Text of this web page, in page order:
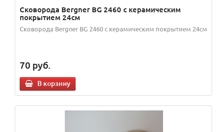
Сковорода Bergner BG 2460 с керамическим
покрытием 24см
Сковорода Bergner BG 2460 с керамическим покрытием 24см
70 руб.
В корзину